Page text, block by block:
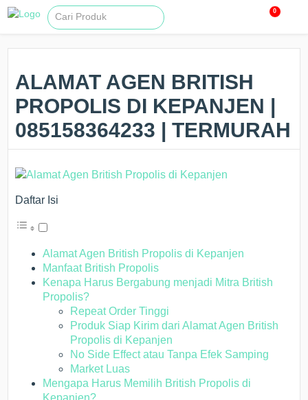
0
ALAMAT AGEN BRITISH
PROPOLIS DI KEPANJEN |
085158364233 | TERMURAH
Daftar Isi
Alamat Agen British Propolis di Kepanjen
Manfaat British Propolis
Kenapa Harus Bergabung menjadi Mitra British
Propolis?
Repeat Order Tinggi
Produk Siap Kirim dari Alamat Agen British
Propolis di Kepanjen
No Side Effect atau Tanpa Efek Samping
Market Luas
Mengapa Harus Memilih British Propolis di
Kepanjen?